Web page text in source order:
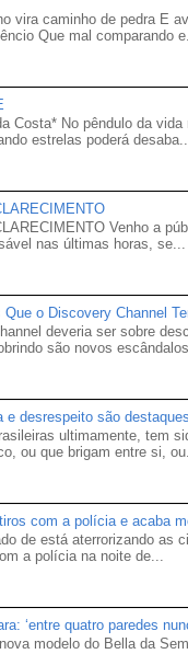
vira caminho de pedra E
Que mal comparando
Costa* No pêndulo da
estrelas poderá
Venho a
nas últimas horas, se...
Que o Discovery Channel
deveria ser sobre
são novos
e desrespeito são
ultimamente, tem
ou que brigam entre si,
com a polícia e acaba
de está aterrorizando as
a polícia na noite de...
‘entre quatro paredes
modelo do Bella da